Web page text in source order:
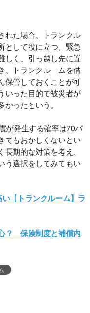
れた場合、トランクル
として役に立つ。緊急
しく、引っ越し先に置
、トランクルームを借
保管しておくことが可
いった目的で被災者が
ったという。
が発生する確率は70パ
てもおかしくないとい
期的な対策を考え、
う選択をしてみてもい
【トランクルーム】ラ
？ 保険制度と補償内